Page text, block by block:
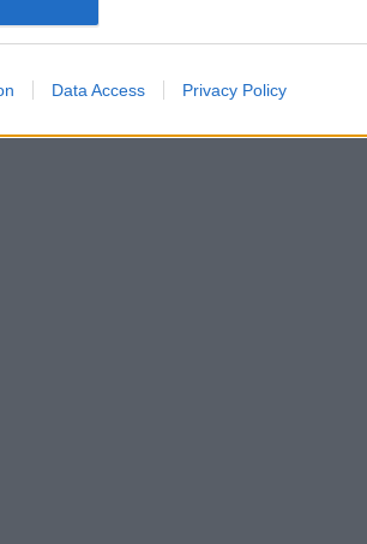
Data Access Privacy Policy